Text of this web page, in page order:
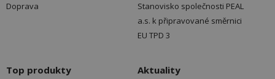
Doprava
Stanovisko společnosti PEAL
a.s. k připravované směrnici
EU TPD 3
Top produkty Aktuality